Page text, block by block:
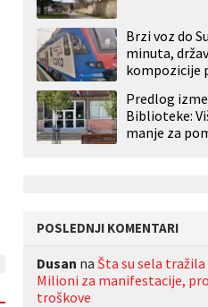
Brzi voz do
minuta,
kompozicije
Predlog
Biblioteke:
manje za
POSLEDNJI KOMENTARI
Dusan na Šta su sela
Milioni za manifestacije,
troškove